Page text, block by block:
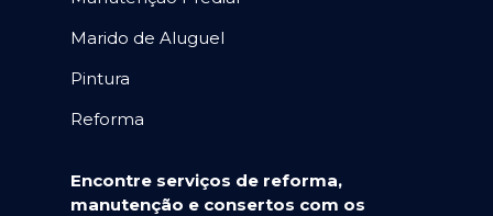
Marido de Aluguel
Pintura
Reforma
Encontre serviços de reforma,
manutenção e consertos com os